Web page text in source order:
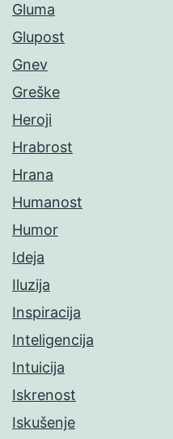
Gluma
Glupost
Gnev
Greške
Heroji
Hrabrost
Hrana
Humanost
Humor
Ideja
Iluzija
Inspiracija
Inteligencija
Intuicija
Iskrenost
Iskušenje